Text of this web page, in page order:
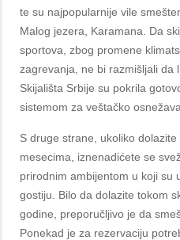
te su najpopularnije vile
Malog jezera, Karamana. Da
sportova, zbog promene
zagrevanja, ne bi razmišljali da
Skijališta Srbije su pokrila
sistemom za veštačko
S druge strane, ukoliko
mesecima, iznenadićete se
prirodnim ambijentom u koji su
gostiju. Bilo da dolazite tokom
godine, preporučljivo je da
Ponekad je za rezervaciju